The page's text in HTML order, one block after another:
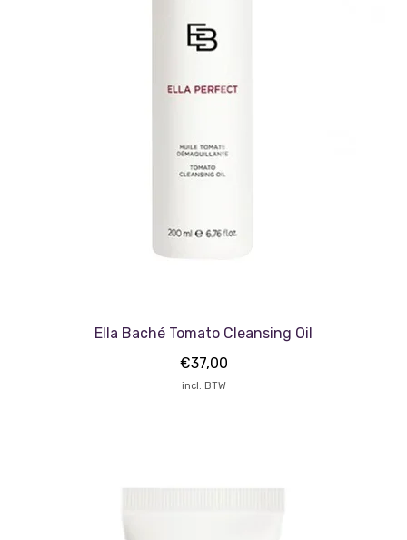
Ella Baché Tomato Cleansing Oil
€37,00
incl. BTW